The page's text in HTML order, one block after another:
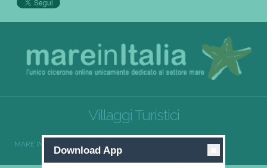
Villaggi Turistici
MARE IN ITALIA
Download App